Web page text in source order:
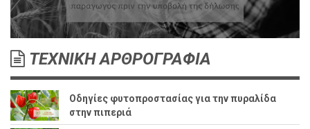
ΤΕΧΝΙΚΗ ΑΡΘΡΟΓΡΑΦΙΑ
Οδηγίες φυτοπροστασίας για την πυραλίδα
στην πιπεριά